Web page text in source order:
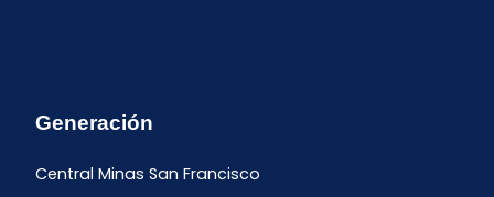
Generación
Central Minas San Francisco